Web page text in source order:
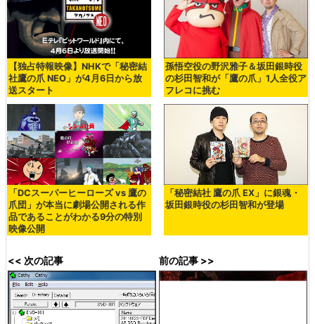
【独占特報映像】NHKで「秘密結
社鷹の爪 NEO」が4月6日から放
送スタート
孫悟空役の野沢雅子＆坂田銀時役
の杉田智和が「鷹の爪」1人全役ア
フレコに挑む
「DCスーパーヒーローズ vs 鷹の
爪団」が本当に劇場公開される作
品であることがわかる9分の特別
映像公開
「秘密結社 鷹の爪 EX」に銀魂・
坂田銀時役の杉田智和が登場
<< 次の記事 前の記事 >>